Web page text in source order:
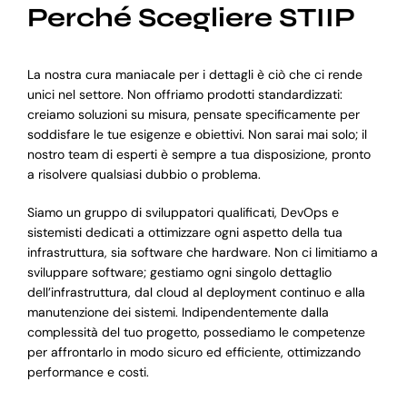
Perché Scegliere STIIP
La nostra cura maniacale per i dettagli è ciò che ci rende
unici nel settore. Non offriamo prodotti standardizzati:
creiamo soluzioni su misura, pensate specificamente per
soddisfare le tue esigenze e obiettivi. Non sarai mai solo; il
nostro team di esperti è sempre a tua disposizione, pronto
a risolvere qualsiasi dubbio o problema.
Siamo un gruppo di sviluppatori qualificati, DevOps e
sistemisti dedicati a ottimizzare ogni aspetto della tua
infrastruttura, sia software che hardware. Non ci limitiamo a
sviluppare software; gestiamo ogni singolo dettaglio
dell’infrastruttura, dal cloud al deployment continuo e alla
manutenzione dei sistemi. Indipendentemente dalla
complessità del tuo progetto, possediamo le competenze
per affrontarlo in modo sicuro ed efficiente, ottimizzando
performance e costi.